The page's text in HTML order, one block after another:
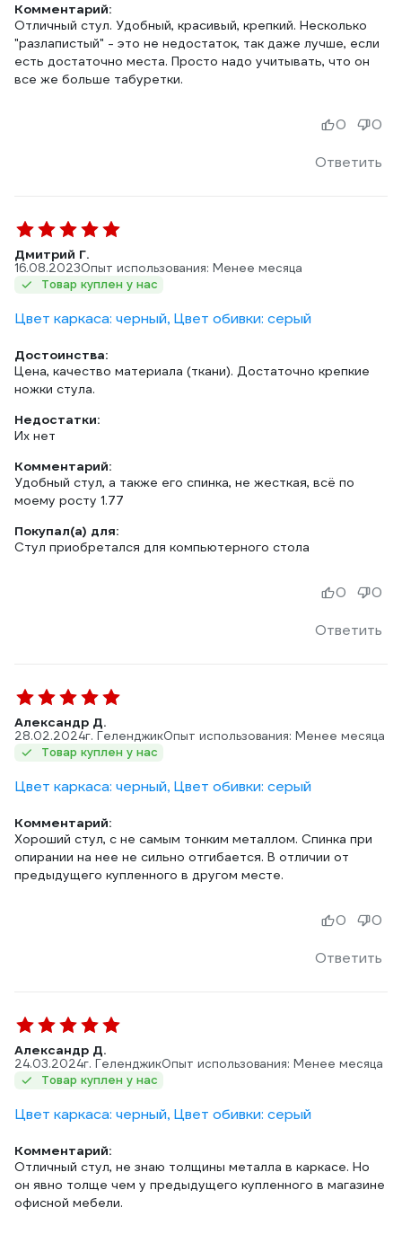
Комментарий:
Отличный стул. Удобный, красивый, крепкий. Несколько
"разлапистый" - это не недостаток, так даже лучше, если
есть достаточно места. Просто надо учитывать, что он
все же больше табуретки.
Ответить
0 0
Дмитрий Г.
16.08.2023Опыт использования: Менее месяца
Товар куплен у нас
Цвет каркаса: черный, Цвет обивки: серый
Достоинства:
Цена, качество материала (ткани). Достаточно крепкие
ножки стула.
Недостатки:
Их нет
Комментарий:
Удобный стул, а также его спинка, не жесткая, всё по
моему росту 1.77
Покупал(а) для:
Стул приобретался для компьютерного стола
Ответить
0 0
Александр Д.
28.02.2024г. ГеленджикОпыт использования: Менее месяца
Товар куплен у нас
Цвет каркаса: черный, Цвет обивки: серый
Комментарий:
Хороший стул, с не самым тонким металлом. Спинка при
опирании на нее не сильно отгибается. В отличии от
предыдущего купленного в другом месте.
Ответить
0 0
Александр Д.
24.03.2024г. ГеленджикОпыт использования: Менее месяца
Товар куплен у нас
Цвет каркаса: черный, Цвет обивки: серый
Комментарий:
Отличный стул, не знаю толщины металла в каркасе. Но
он явно толще чем у предыдущего купленного в магазине
офисной мебели.